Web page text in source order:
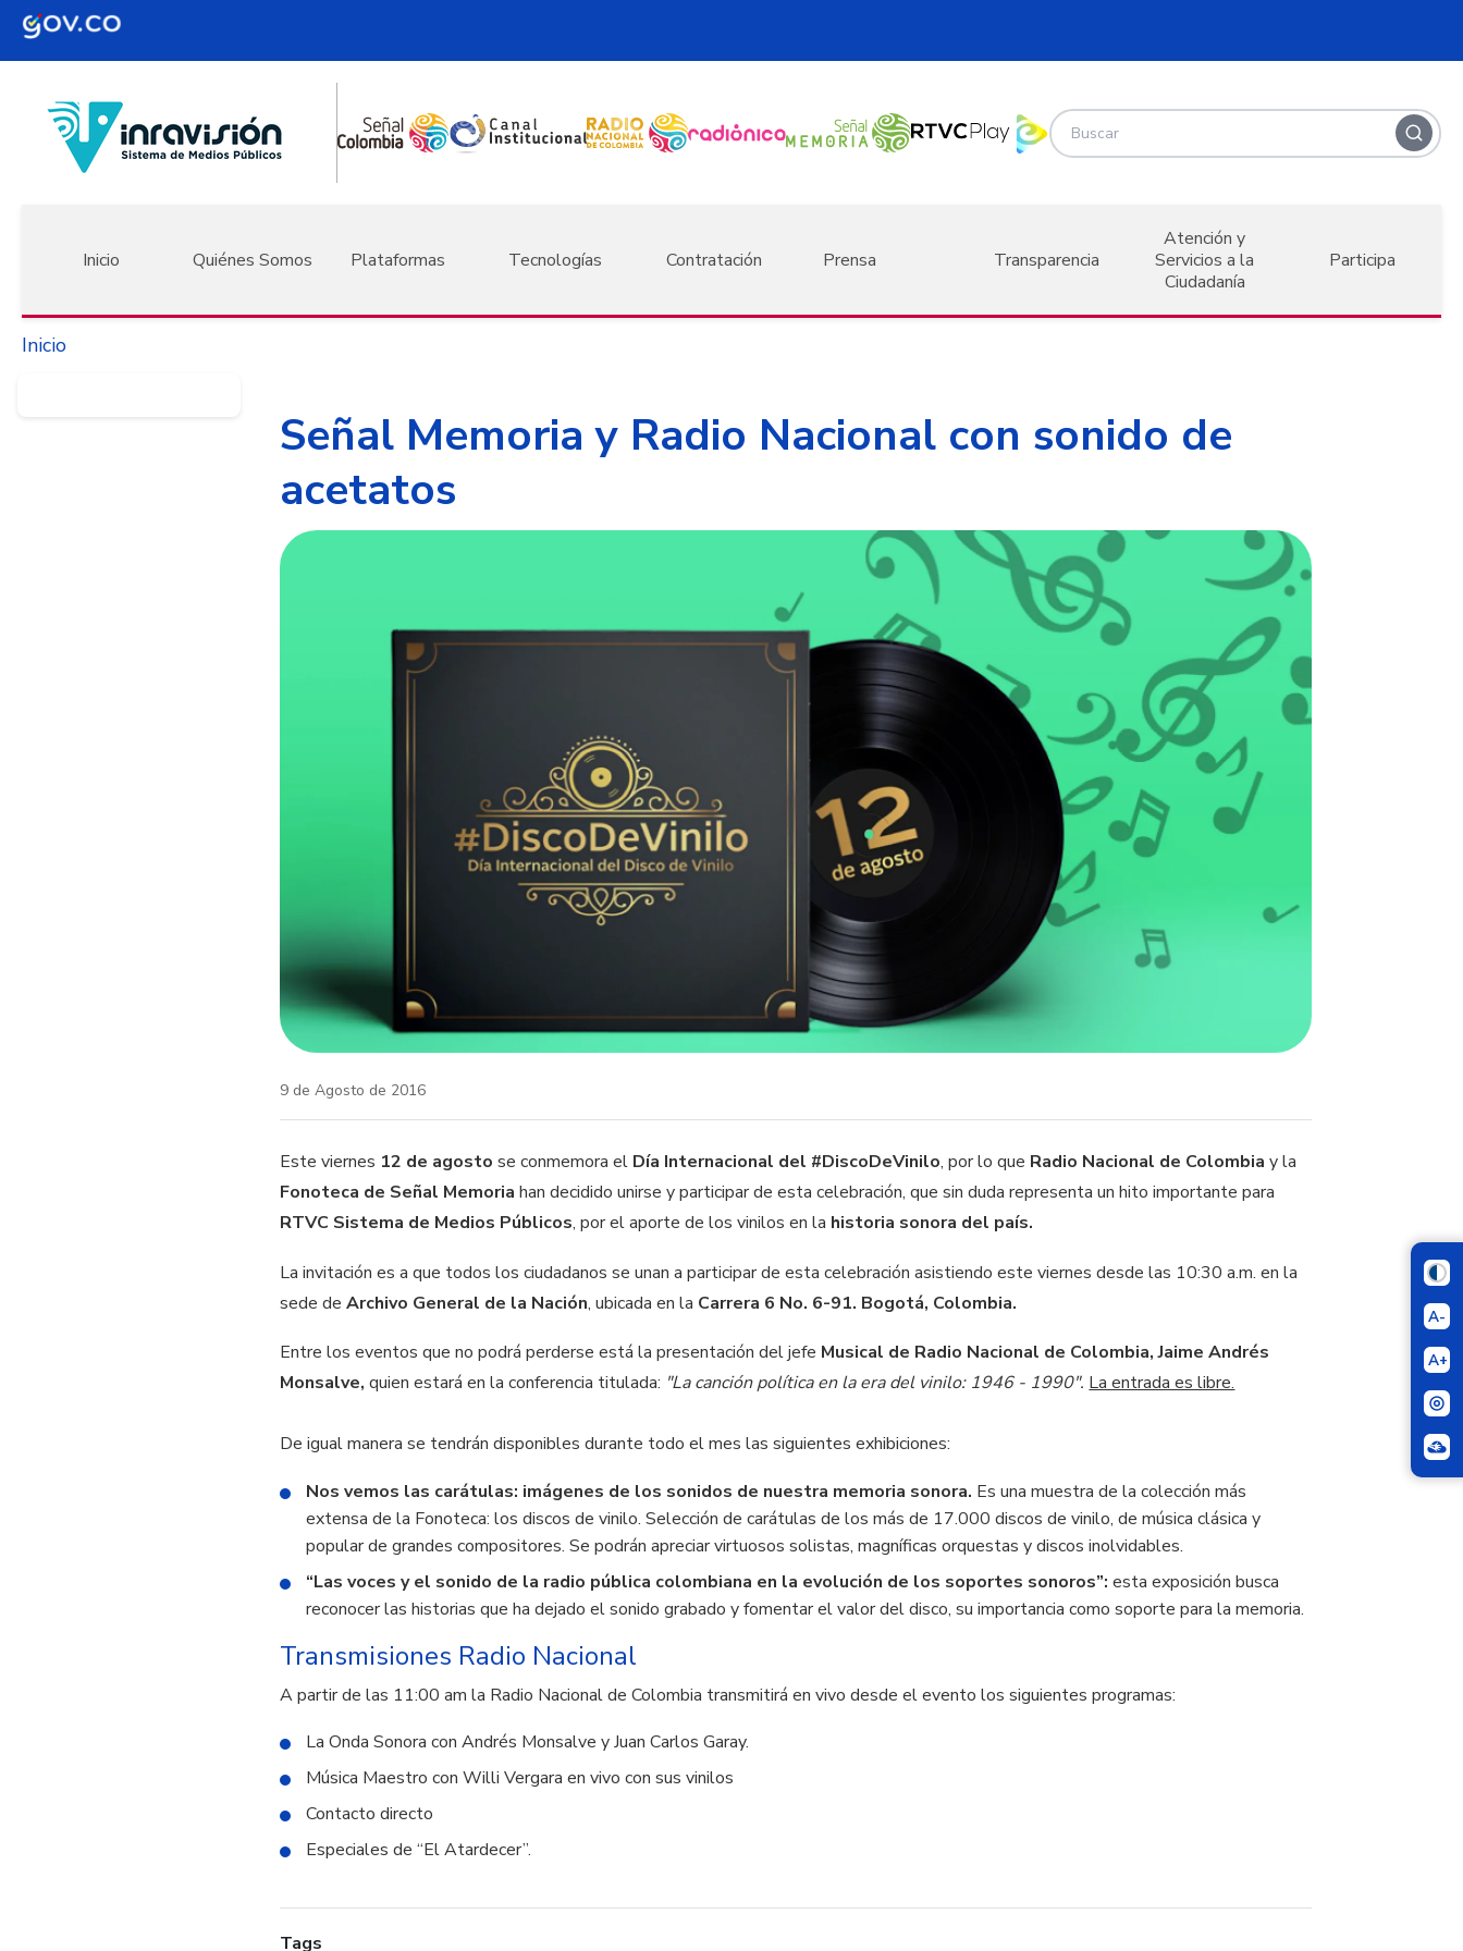
Pasar al contenido principal
Inicio Quiénes Somos Plataformas Tecnologías Contratación Prensa Transparencia
Atención y
Servicios a la
Ciudadanía
Participa
A-
A+
Inicio
Señal Memoria y Radio Nacional con sonido de
acetatos
9 de Agosto de 2016
Este viernes 12 de agosto se conmemora el Día Internacional del #DiscoDeVinilo, por lo que Radio Nacional de Colombia y la
Fonoteca de Señal Memoria han decidido unirse y participar de esta celebración, que sin duda representa un hito importante para
RTVC Sistema de Medios Públicos, por el aporte de los vinilos en la historia sonora del país.
La invitación es a que todos los ciudadanos se unan a participar de esta celebración asistiendo este viernes desde las 10:30 a.m. en la
sede deArchivo General de la Nación, ubicada en la Carrera 6 No. 6-91. Bogotá, Colombia.
Entre los eventos que no podrá perderse está la presentación del jefe Musical de Radio Nacional de Colombia, Jaime Andrés
Monsalve, quien estará en la conferencia titulada: "La canción política en la era del vinilo: 1946 - 1990". La entrada es libre.
De igual manera se tendrán disponibles durante todo el mes las siguientes exhibiciones:
Nos vemos las carátulas: imágenes de los sonidos de nuestra memoria sonora. Es una muestra de la colección más
extensa de la Fonoteca: los discos de vinilo. Selección de carátulas de los más de 17.000 discos de vinilo, de música clásica y
popular de grandes compositores. Se podrán apreciar virtuosos solistas, magníficas orquestas y discos inolvidables.
“Las voces y el sonido de la radio pública colombiana en la evolución de los soportes sonoros”:esta exposición busca
reconocer las historias que ha dejado el sonido grabado y fomentar el valor del disco, su importancia como soporte para la memoria.
Transmisiones Radio Nacional
A partir de las 11:00 am la Radio Nacional de Colombia transmitirá en vivo desde el evento los siguientes programas:
La Onda Sonora con Andrés Monsalve y Juan Carlos Garay.
Música Maestro con Willi Vergara en vivo con sus vinilos
Contacto directo
Especiales de “El Atardecer”.
Tags